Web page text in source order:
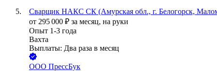
Сварщик НАКС СК (Амурская обл., г. Белогорск,
от 295 000 ₽ за месяц, на руки
Опыт 1-3 года
Вахта
Выплаты: Два раза в месяц
ООО ПрессБук